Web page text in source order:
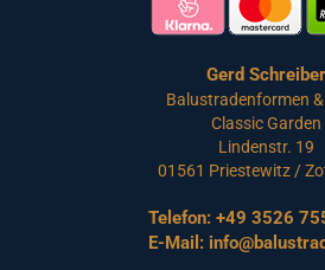
Gerd Schreiber
Balustradenformen
Classic Garden
Lindenstr. 19
01561 Priestewitz /
Telefon: +49 3526
E-Mail: